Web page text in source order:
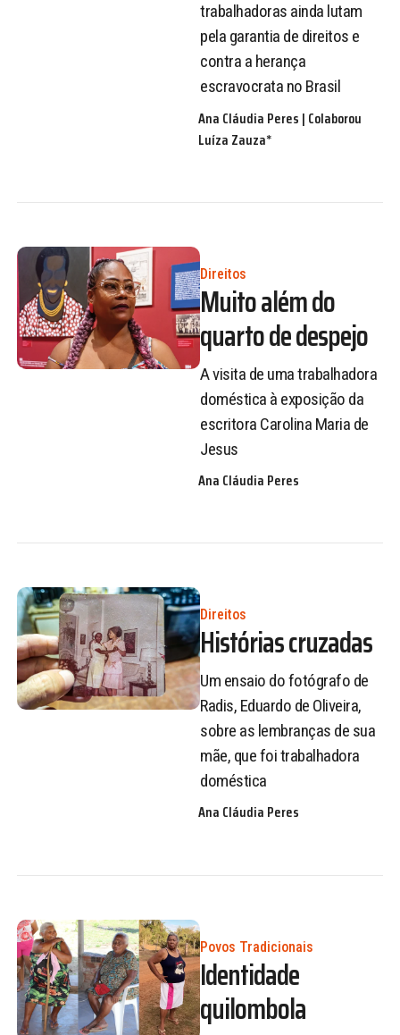
trabalhadoras ainda lutam
pela garantia de direitos e
contra a herança
escravocrata no Brasil
Ana Cláudia Peres | Colaborou
Luíza Zauza*
Direitos
Muito além do
quarto de despejo
A visita de uma trabalhadora
doméstica à exposição da
escritora Carolina Maria de
Jesus
Ana Cláudia Peres
Direitos
Histórias cruzadas
Um ensaio do fotógrafo de
Radis, Eduardo de Oliveira,
sobre as lembranças de sua
mãe, que foi trabalhadora
doméstica
Ana Cláudia Peres
Povos Tradicionais
Identidade
quilombola